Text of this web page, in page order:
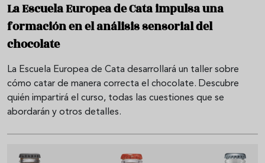
La Escuela Europea de Cata impulsa una
formación en el análisis sensorial del
chocolate
La Escuela Europea de Cata desarrollará un taller sobre
cómo catar de manera correcta el chocolate. Descubre
quién impartirá el curso, todas las cuestiones que se
abordarán y otros detalles.